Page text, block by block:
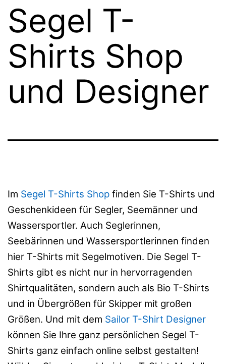
Segel T-
Shirts Shop
und Designer
Im Segel T-Shirts Shop finden Sie T-Shirts und
Geschenkideen für Segler, Seemänner und
Wassersportler. Auch Seglerinnen,
Seebärinnen und Wassersportlerinnen finden
hier T-Shirts mit Segelmotiven. Die Segel T-
Shirts gibt es nicht nur in hervorragenden
Shirtqualitäten, sondern auch als Bio T-Shirts
und in Übergrößen für Skipper mit großen
Größen. Und mit dem Sailor T-Shirt Designer
können Sie Ihre ganz persönlichen Segel T-
Shirts ganz einfach online selbst gestalten!